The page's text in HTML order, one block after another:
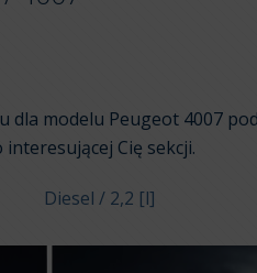
modelu Peugeot 4007
Cię sekcji.
Diesel / 2,2 [l]